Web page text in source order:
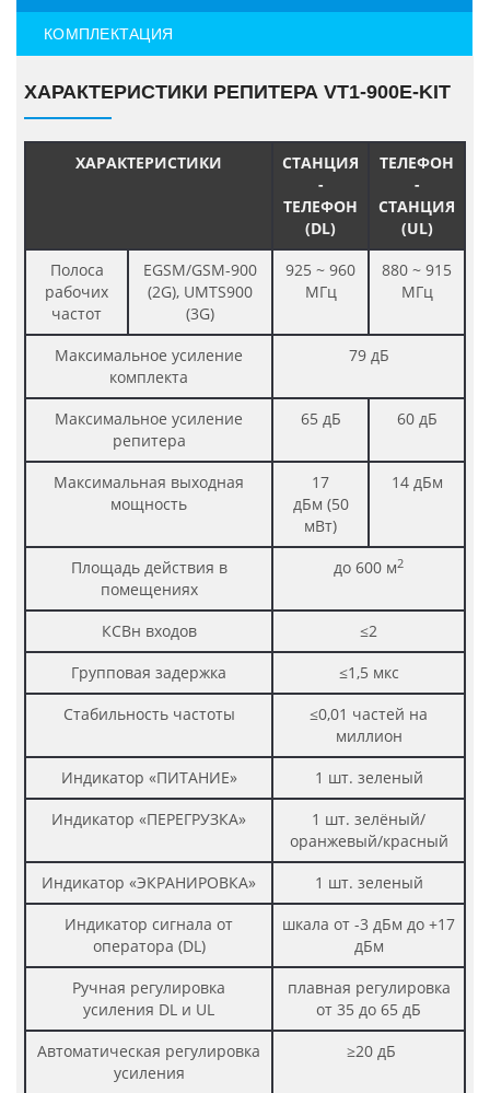
КОМПЛЕКТАЦИЯ
ХАРАКТЕРИСТИКИ РЕПИТЕРА VT1-900E-KIT
ХАРАКТЕРИСТИКИ
СТАНЦИЯ
-
ТЕЛЕФОН
(DL)
ТЕЛЕФОН
-
СТАНЦИЯ
(UL)
Полоса
рабочих
частот
EGSM/GSM-900
(2G), UMTS900
(3G)
925 ~ 960
МГц
880 ~ 915
МГц
Максимальное усиление
комплекта
79 дБ
Максимальное усиление
репитера
65 дБ 60 дБ
Максимальная выходная
мощность
17
дБм (50
мВт)
14 дБм
Площадь действия в
помещениях
до 600 м2
КСВн входов
≤2
Групповая задержка
≤1,5 мкс
Стабильность частоты
≤0,01 частей на
миллион
Индикатор «ПИТАНИЕ»
1 шт. зеленый
Индикатор «ПЕРЕГРУЗКА»
1 шт. зелёный/
оранжевый/красный
Индикатор «ЭКРАНИРОВКА»
1 шт. зеленый
Индикатор сигнала от
оператора (DL)
шкала от -3 дБм до +17
дБм
Ручная регулировка
усиления DL и UL
плавная регулировка
от 35 до 65 дБ
Автоматическая регулировка
усиления
≥20 дБ